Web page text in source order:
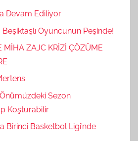
Devam Ediliyor
Oyuncunun Peşinde!
MİHA ZAJC KRİZİ ÇÖZÜME
Sezon
Koşturabilir
Birinci Basketbol Ligi’nde